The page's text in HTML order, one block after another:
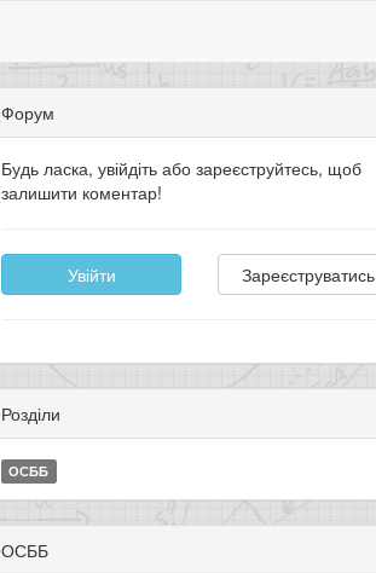
Форум
Будь ласка, увійдіть або зареєструйтесь, щоб
залишити коментар!
Увійти Зареєструватись
Розділи
ОСББ
ОСББ